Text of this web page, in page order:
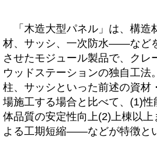
「木造大型パネル」は、構
材、サッシ、一次防水――など
させたモジュール製品で、クレ
ウッドステーションの独自工法
柱、サッシといった前述の資材
場施工する場合と比べて、(1)
体品質の安定性向上(2)上棟以
よる工期短縮――などが特徴と